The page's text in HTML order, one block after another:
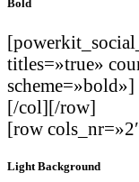
Bold
titles=»true»
scheme=»bold»]
[/col][/row]
[row
Light Background